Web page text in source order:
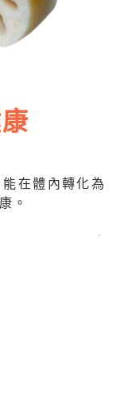
在體內轉化為
。